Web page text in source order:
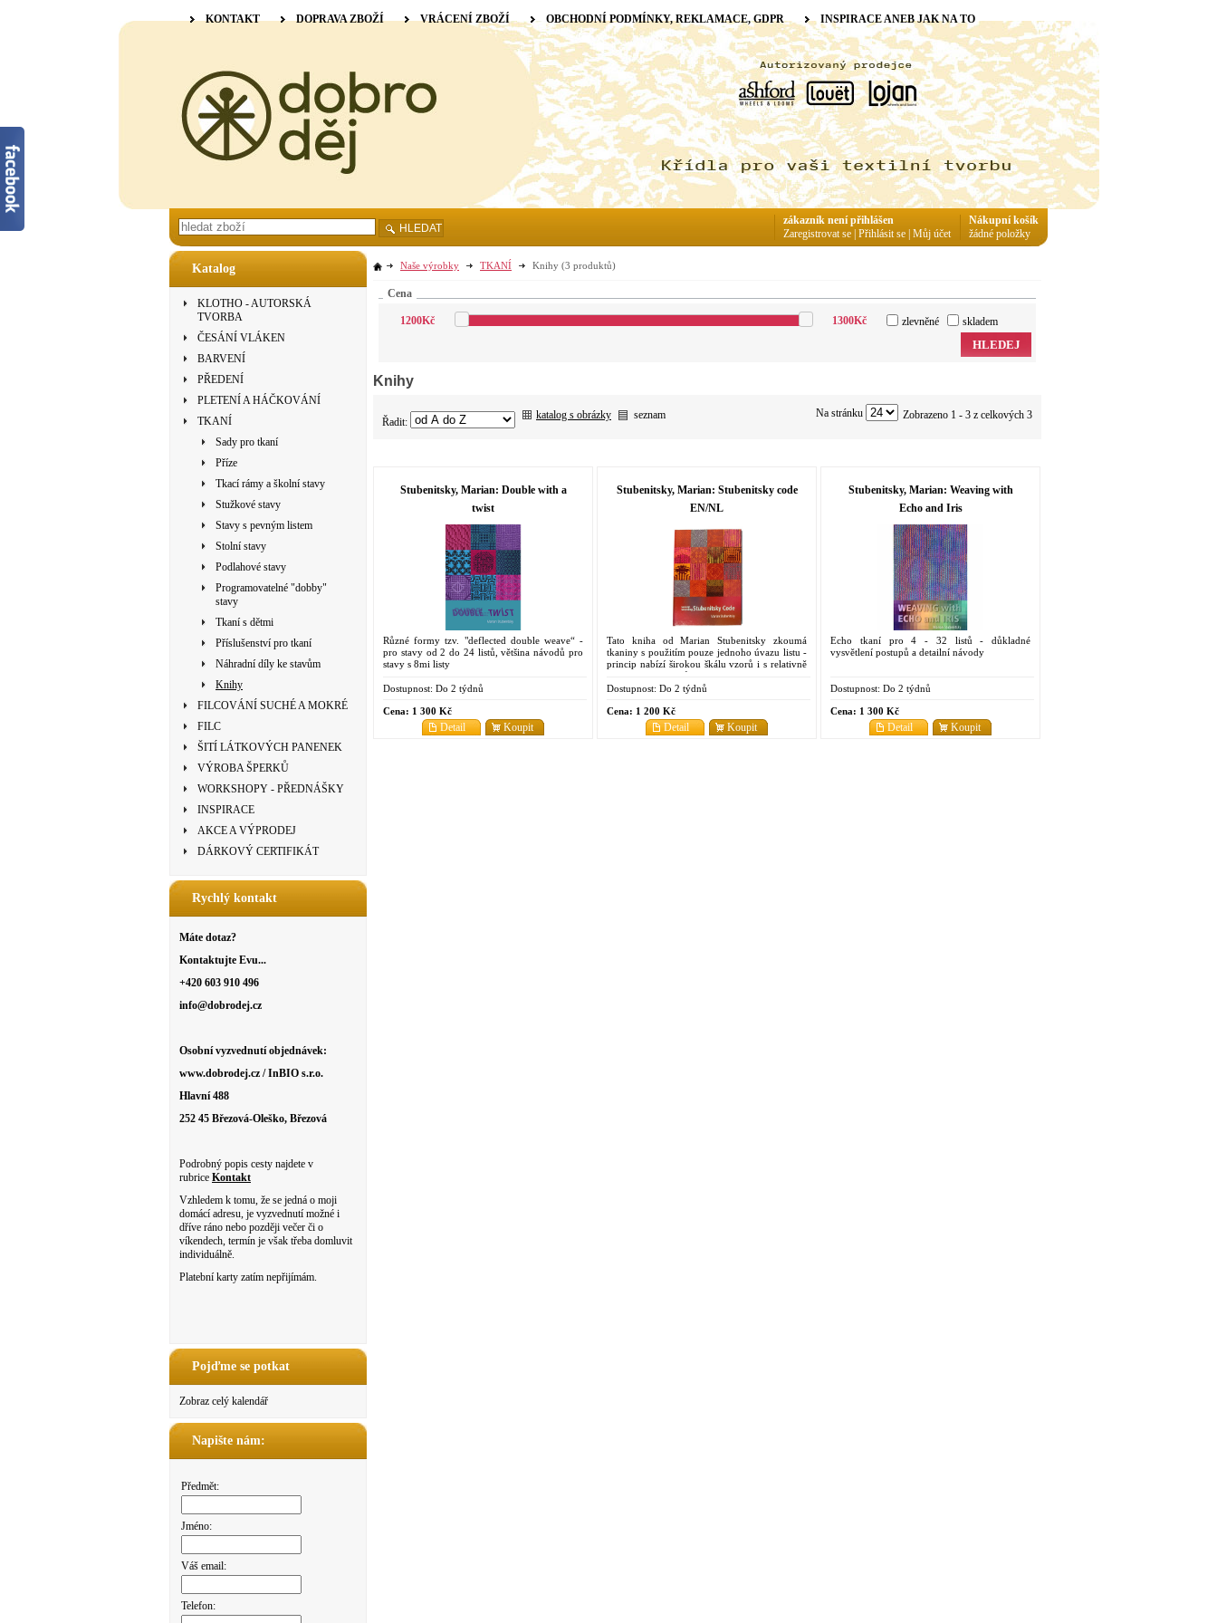
Katalog
KLOTHO - AUTORSKÁ
TVORBA
ČESÁNÍ VLÁKEN
BARVENÍ
PŘEDENÍ
PLETENÍ A HÁČKOVÁNÍ
TKANÍ
Sady pro tkaní
Příze
Tkací rámy a školní stavy
Stužkové stavy
Stavy s pevným listem
Stolní stavy
Podlahové stavy
Programovatelné "dobby"
stavy
Tkaní s dětmi
Příslušenství pro tkaní
Náhradní díly ke stavům
Knihy
FILCOVÁNÍ SUCHÉ A MOKRÉ
FILC
ŠITÍ LÁTKOVÝCH PANENEK
VÝROBA ŠPERKŮ
WORKSHOPY - PŘEDNÁŠKY
INSPIRACE
AKCE A VÝPRODEJ
DÁRKOVÝ CERTIFIKÁT
Rychlý kontakt
Máte dotaz?
Kontaktujte Evu...
+420 603 910 496
info@dobrodej.cz
Osobní vyzvednutí objednávek:
www.dobrodej.cz / InBIO s.r.o.
Hlavní 488
252 45 Březová-Oleško, Březová
Podrobný popis cesty najdete v
rubrice Kontakt
Vzhledem k tomu, že se jedná o moji
domácí adresu, je vyzvednutí možné i
dříve ráno nebo později večer či o
víkendech, termín je však třeba domluvit
individuálně.
Platební karty zatím nepřijímám.
Pojďme se potkat
Zobraz celý kalendář
Napište nám:
Předmět:
Jméno:
Váš email:
Telefon:
Naše výrobky TKANÍ Knihy (3 produktů)
Cena
1200Kč 1300Kč zlevněné skladem
HLEDEJ
Knihy
Řadit:
katalog s obrázky seznam Zobrazeno 1 - 3 z celkových 3
Na stránku
Stubenitsky, Marian: Double with a
twist
Různé formy tzv. "deflected double weave“ -
pro stavy od 2 do 24 listů, většina návodů pro
stavy s 8mi listy
Dostupnost: Do 2 týdnů
Cena: 1 300 Kč
Koupit
Detail
Stubenitsky, Marian: Stubenitsky code
EN/NL
Tato kniha od Marian Stubenitsky zkoumá
tkaniny s použitím pouze jednoho úvazu listu -
princip nabízí širokou škálu vzorů i s relativně
malým počtem listů
Dostupnost: Do 2 týdnů
Cena: 1 200 Kč
Koupit
Detail
Stubenitsky, Marian: Weaving with
Echo and Iris
Echo tkaní pro 4 - 32 listů - důkladné
vysvětlení postupů a detailní návody
Dostupnost: Do 2 týdnů
Cena: 1 300 Kč
Koupit
Detail
KONTAKT DOPRAVA ZBOŽÍ VRÁCENÍ ZBOŽÍ OBCHODNÍ PODMÍNKY, REKLAMACE, GDPR INSPIRACE ANEB JAK NA TO
HLEDAT
Nákupní košík
žádné položky
zákazník není přihlášen
Zaregistrovat se Přihlásit se Můj účet